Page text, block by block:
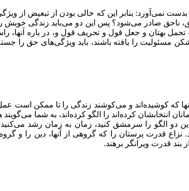
نمی‌آورد: بنابر این که خالی بودن از تبعیض از
ناحق صادر می‌شود؟ پس این دو می‌باید زندگی خویش
– تحمل بهتان و جعل قول و تحریف قول و، در باره آنها،
مسئولیت را یافته باشند، باید ویژگی‌های حق را
که کوشیده‌اند و می‌کوشند زندگی را تا ممکن است
انتخابشان کرده‌اند را الگو کرده‌اند، به شما
دو الگو را سرمشق کنید، زمان به زمان رشد
قدرت پرستان را که گروهی از آنها، دین را و
بند قدرت ویرانگر برهند.